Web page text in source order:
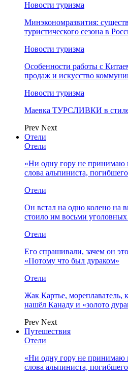
Новости туризма
Минэкономразвития:
туристического сезона в
Новости туризма
Особенности работы с
продаж и искусство
Новости туризма
Маевка ТУРСЛИВКИ в
Prev Next
Отели
Отели
«Ни одну гору не принимаю
слова альпиниста,
Отели
Он встал на одно колено на
стоило им восьми
Отели
Его спрашивали, зачем он
«Потому что был дураком»
Отели
Жак Картье, мореплаватель,
нашёл Канаду и «золото
Prev Next
Путешествия
Отели
«Ни одну гору не принимаю
слова альпиниста,